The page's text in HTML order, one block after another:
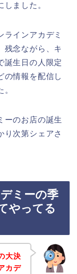
ました。
ラインアカデミ
残念ながら、キ
誕生日の人限定
の情報を配信し
ーのお店の誕生
り次第シェアさ
ミーの季
やってる
大決
カデ